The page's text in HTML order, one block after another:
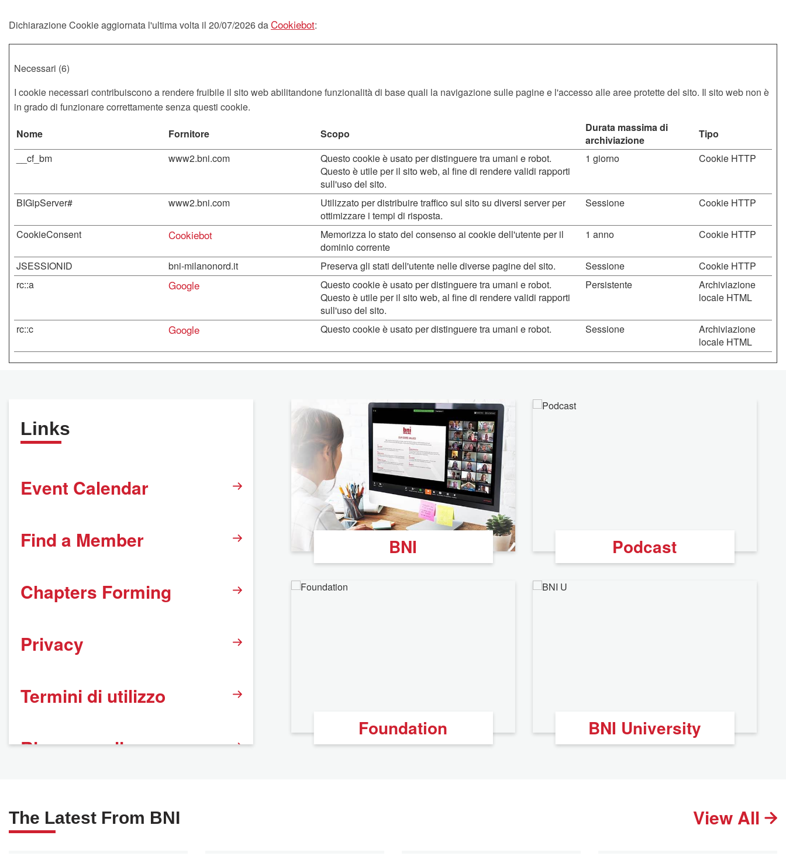
Dichiarazione Cookie aggiornata l'ultima volta il 20/07/2026 daCookiebot:
Necessari (6)
I cookie necessari contribuiscono a rendere fruibile il sito web abilitandone funzionalità di base quali la navigazione sulle pagine e l'accesso alle aree protette del sito. Il sito web non è
in grado di funzionare correttamente senza questi cookie.
Nome
Fornitore Scopo
Durata massima di
archiviazione
Tipo
__cf_bm
www2.bni.com
Questo cookie è usato per distinguere tra umani e robot.
Questo è utile per il sito web, al fine di rendere validi rapporti
sull'uso del sito.
1 giorno Cookie HTTP
BIGipServer# www2.bni.com
Utilizzato per distribuire traffico sul sito su diversi server per
ottimizzare i tempi di risposta.
Sessione Cookie HTTP
CookieConsent Cookiebot
Memorizza lo stato del consenso ai cookie dell'utente per il
dominio corrente
1 anno Cookie HTTP
JSESSIONID bni-milanonord.it Preserva gli stati dell'utente nelle diverse pagine del sito. Sessione
Cookie HTTP
rc::a
Google
Questo cookie è usato per distinguere tra umani e robot.
Questo è utile per il sito web, al fine di rendere validi rapporti
sull'uso del sito.
Persistente
Archiviazione
locale HTML
rc::c Google Questo cookie è usato per distinguere tra umani e robot. Sessione
Archiviazione
locale HTML
Links
Event Calendar
Find a Member
Chapters Forming
Privacy
Termini di utilizzo
Rinnovo online
BNI Podcast
Foundation BNI University
The Latest From BNI View All